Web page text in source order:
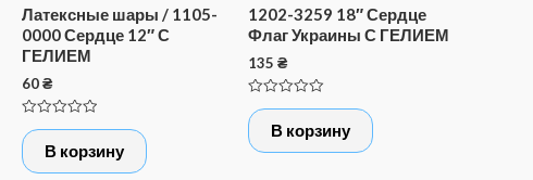
Латексные шары / 1105-
0000 Сердце 12″ С
ГЕЛИЕМ
60₴
Оценка
0
5
В корзину
1202-3259 18″ Сердце
Флаг Украины С ГЕЛИЕМ
135₴
Оценка
0
5
В корзину